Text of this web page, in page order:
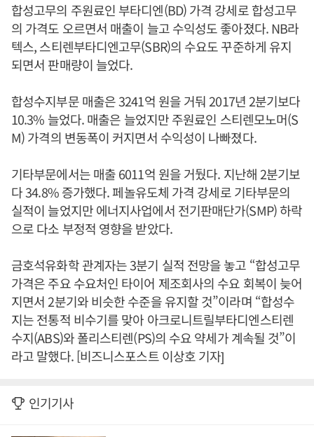
합성고무의 주원료인 부타디엔(BD) 가격 강세로 합성고무
의 가격도 오르면서 매출이 늘고 수익성도 좋아졌다. NB라
텍스, 스티렌부타디엔고무(SBR)의 수요도 꾸준하게 유지
되면서 판매량이 늘었다.
합성수지부문 매출은 3241억 원을 거둬 2017년 2분기보다
10.3% 늘었다. 매출은 늘었지만 주원료인 스티렌모노머(S
M) 가격의 변동폭이 커지면서 수익성이 나빠졌다.
기타부문에서는 매출 6011억 원을 거뒀다. 지난해 2분기보
다 34.8% 증가했다. 페놀유도체 가격 강세로 기타부문의
실적이 늘었지만 에너지사업에서 전기판매단가(SMP) 하락
으로 다소 부정적 영향을 받았다.
금호석유화학 관계자는 3분기 실적 전망을 놓고 “합성고무
가격은 주요 수요처인 타이어 제조회사의 수요 회복이 늦어
지면서 2분기와 비슷한 수준을 유지할 것”이라며 “합성수
지는 전통적 비수기를 맞아 아크로니트릴부타디엔스티렌
수지(ABS)와 폴리스티렌(PS)의 수요 약세가 계속될 것”이
라고 말했다. [비즈니스포스트 이상호 기자]
인기기사